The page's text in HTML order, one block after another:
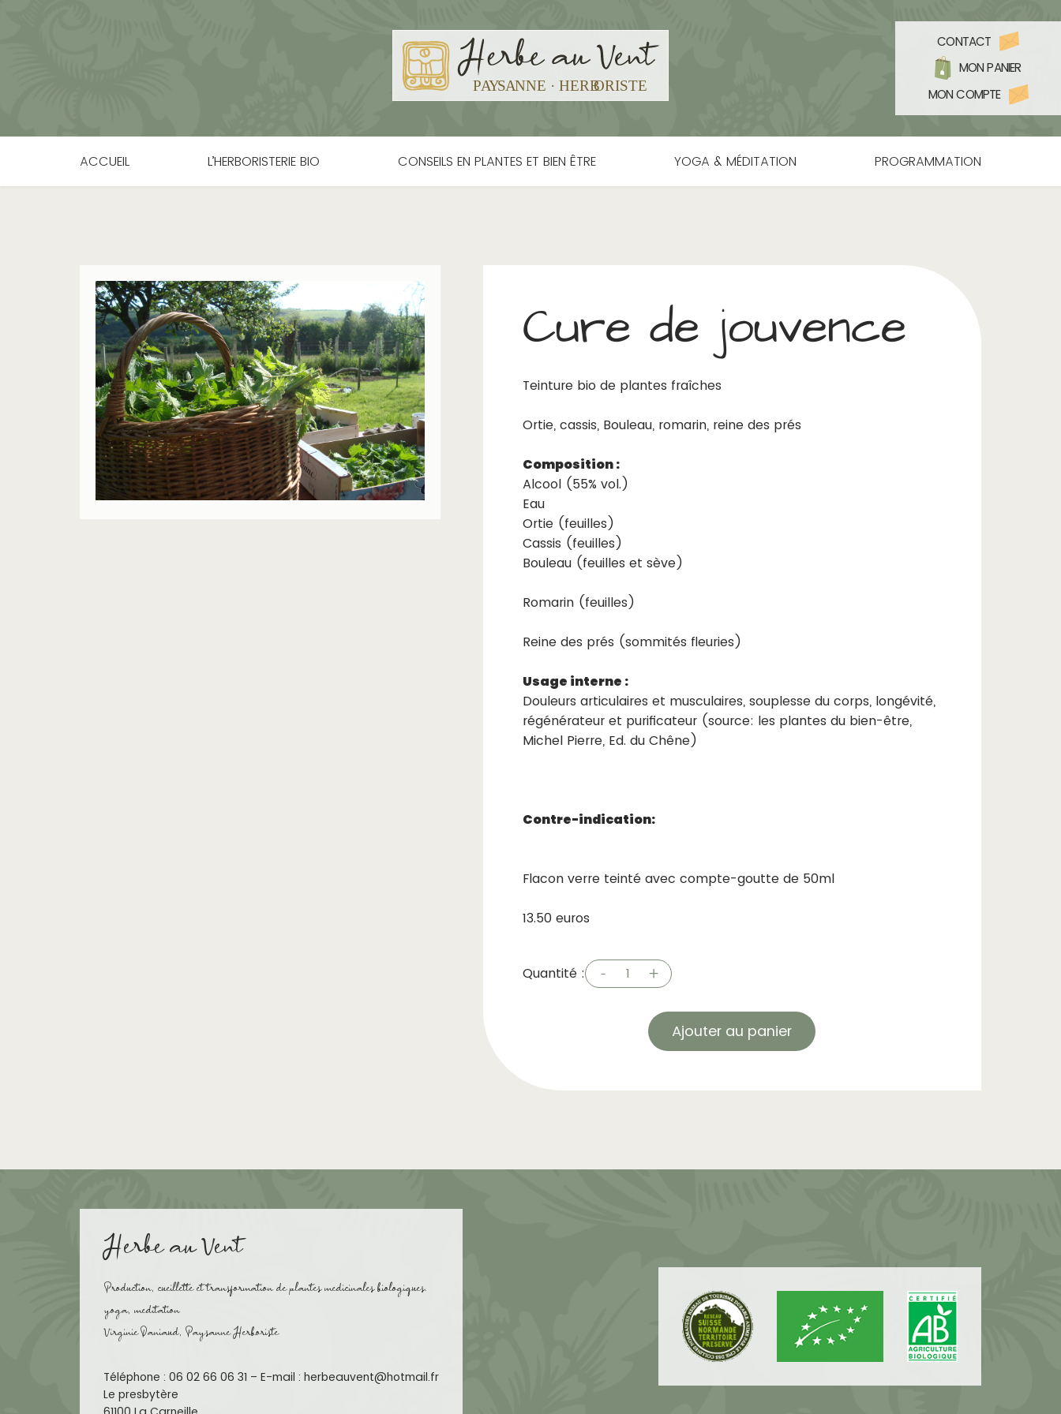
CONTACT
MON PANIER
MON COMPTE
ACCUEIL L’HERBORISTERIE BIO CONSEILS EN PLANTES ET BIEN ÊTRE YOGA & MÉDITATION PROGRAMMATION
Cure de jouvence
Teinture bio de plantes fraîches
Ortie, cassis, Bouleau, romarin, reine des prés
Composition :
Alcool (55% vol.)
Eau
Ortie (feuilles)
Cassis (feuilles)
Bouleau (feuilles et sève)
Romarin (feuilles)
Reine des prés (sommités fleuries)
Usage interne :
Douleurs articulaires et musculaires, souplesse du corps, longévité,
régénérateur et purificateur (source: les plantes du bien-être,
Michel Pierre, Ed. du Chêne)
Contre-indication:
Flacon verre teinté avec compte-goutte de 50ml
13.50 euros
Quantité : - 1 +
Ajouter au panier
Herbe au Vent
Production, cueillette et transformation de plantes medicinales biologiques.
yoga, meditation
Virginie Daniaud, Paysanne Herboriste
Téléphone : 06 02 66 06 31 – E-mail : herbeauvent@hotmail.fr
Le presbytère